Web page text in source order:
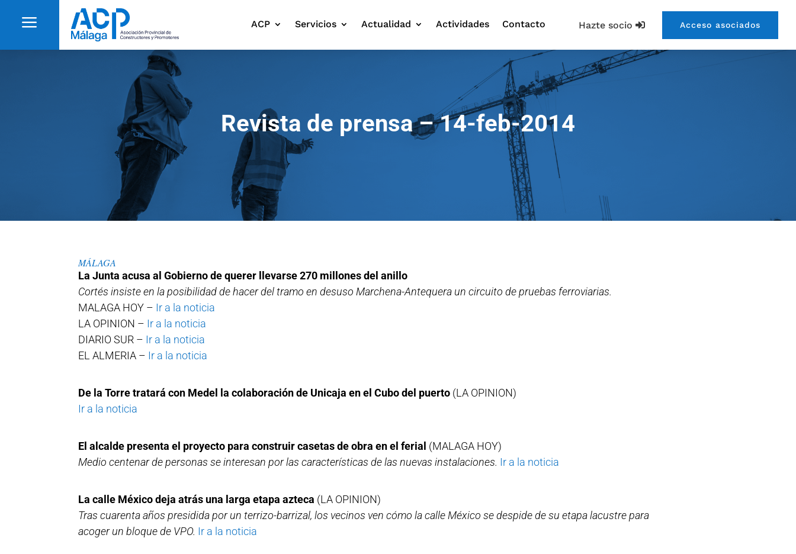
a Hazte socio Acceso asociados
ACP Servicios Actualidad Actividades Contacto
Revista de prensa – 14-feb-2014
MÁLAGA
La Junta acusa al Gobierno de querer llevarse 270 millones del anillo
Cortés insiste en la posibilidad de hacer del tramo en desuso Marchena-Antequera un circuito de pruebas ferroviarias.
MALAGA HOY – Ir a la noticia
LA OPINION – Ir a la noticia
DIARIO SUR – Ir a la noticia
EL ALMERIA – Ir a la noticia
De la Torre tratará con Medel la colaboración de Unicaja en el Cubo del puerto (LA OPINION)
Ir a la noticia
El alcalde presenta el proyecto para construir casetas de obra en el ferial (MALAGA HOY)
Medio centenar de personas se interesan por las características de las nuevas instalaciones. Ir a la noticia
La calle México deja atrás una larga etapa azteca (LA OPINION)
Tras cuarenta años presidida por un terrizo-barrizal, los vecinos ven cómo la calle México se despide de su etapa lacustre para
acoger un bloque de VPO. Ir a la noticia